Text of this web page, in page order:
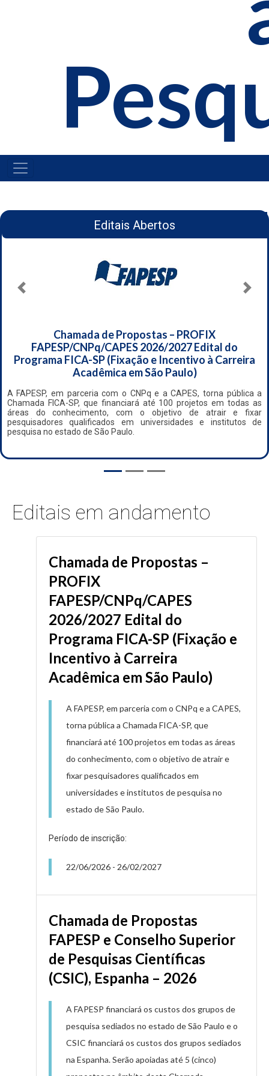
NAVEGAÇÃO
PRINCIPAL
Editais Abertos
Chamada de Propostas – PROFIX
FAPESP/CNPq/CAPES 2026/2027 Edital do
Programa FICA-SP (Fixação e Incentivo à Carreira
Acadêmica em São Paulo)
A FAPESP, em parceria com o CNPq e a CAPES, torna pública a
Chamada FICA-SP, que financiará até 100 projetos em todas as
áreas do conhecimento, com o objetivo de atrair e fixar
pesquisadores qualificados em universidades e institutos de
pesquisa no estado de São Paulo.
Anterior
Editais em andamento
Chamada de Propostas –
PROFIX
FAPESP/CNPq/CAPES
2026/2027 Edital do
Programa FICA-SP (Fixação e
Incentivo à Carreira
Acadêmica em São Paulo)
A FAPESP, em parceria com o CNPq e a CAPES,
torna pública a Chamada FICA-SP, que
financiará até 100 projetos em todas as áreas
do conhecimento, com o objetivo de atrair e
fixar pesquisadores qualificados em
universidades e institutos de pesquisa no
estado de São Paulo.
Período de inscrição:
22/06/2026 - 26/02/2027
Chamada de Propostas
FAPESP e Conselho Superior
de Pesquisas Científicas
(CSIC), Espanha – 2026
A FAPESP financiará os custos dos grupos de
pesquisa sediados no estado de São Paulo e o
CSIC financiará os custos dos grupos sediados
na Espanha. Serão apoiadas até 5 (cinco)